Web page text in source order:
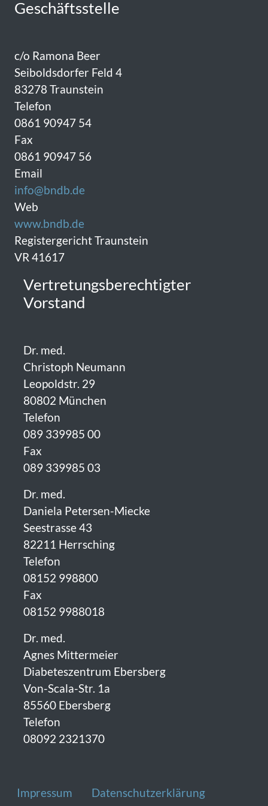
Geschäftsstelle
c/o Ramona Beer
Seiboldsdorfer Feld 4
83278 Traunstein
Telefon
0861 90947 54
Fax
0861 90947 56
Email
info@bndb.de
Web
www.bndb.de
Registergericht Traunstein
VR 41617
Vertretungsberechtigter
Vorstand
Dr. med.
Christoph Neumann
Leopoldstr. 29
80802 München
Telefon
089 339985 00
Fax
089 339985 03
Dr. med.
Daniela Petersen-Miecke
Seestrasse 43
82211 Herrsching
Telefon
08152 998800
Fax
08152 9988018
Dr. med.
Agnes Mittermeier
Diabeteszentrum Ebersberg
Von-Scala-Str. 1a
85560 Ebersberg
Telefon
08092 2321370
Fußzeile
Impressum Datenschutzerklärung